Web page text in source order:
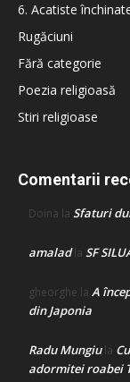
6. Acatiste
Rugăciuni
Fără categorie
Poezia religioasă
Stiri religioase
Comentarii
Doina la Sfaturi
amaladla SF
gheorghe la A
din Japonia
Radu Mungiula
adormitei roabei